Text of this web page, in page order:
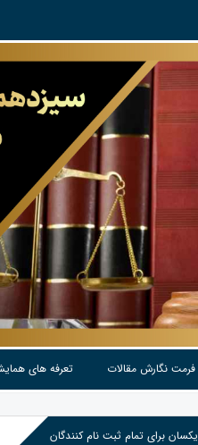
فرمت نگارش مقالات تعرفه های
برای تمام ثبت نام کنندگان